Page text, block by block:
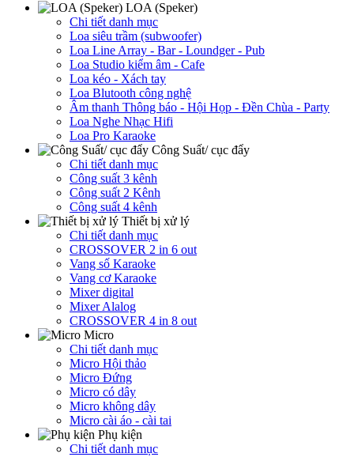
LOA (Speker)
Chi tiết danh mục
Loa siêu trầm (subwoofer)
Loa Line Array - Bar - Loundger - Pub
Loa Studio kiểm âm - Cafe
Loa kéo - Xách tay
Loa Blutooth công nghệ
Âm thanh Thông báo - Hội Họp - Đền Chùa - Party
Loa Nghe Nhạc Hifi
Loa Pro Karaoke
Công Suất/ cục đẩy
Chi tiết danh mục
Công suất 3 kênh
Công suất 2 Kênh
Công suất 4 kênh
Thiết bị xử lý
Chi tiết danh mục
CROSSOVER 2 in 6 out
Vang số Karaoke
Vang cơ Karaoke
Mixer digital
Mixer Alalog
CROSSOVER 4 in 8 out
Micro
Chi tiết danh mục
Micro Hội thảo
Micro Đứng
Micro có dây
Micro không dây
Micro cài áo - cài tai
Phụ kiện
Chi tiết danh mục